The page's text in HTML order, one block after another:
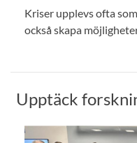
Kriser upplevs ofta
också skapa
Upptäck